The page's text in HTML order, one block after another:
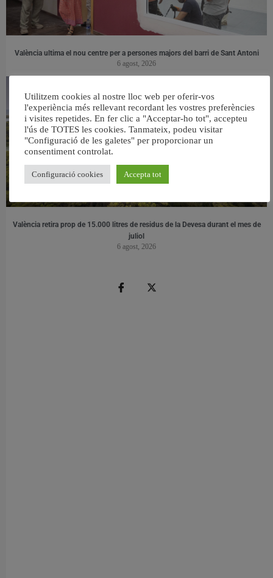
València ultima el nou centre per a persones majors del barri de Sant Antoni
6 agost, 2026
València retira prop de 15.000 litres de residus de la Devesa durant el mes de
juliol
6 agost, 2026
Utilitzem cookies al nostre lloc web per oferir-vos
l'experiència més rellevant recordant les vostres preferències
i visites repetides. En fer clic a "Acceptar-ho tot", accepteu
l'ús de TOTES les cookies. Tanmateix, podeu visitar
"Configuració de les galetes" per proporcionar un
consentiment controlat.
Configuració cookies Accepta tot